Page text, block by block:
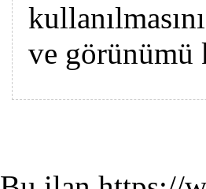
ve görünümü